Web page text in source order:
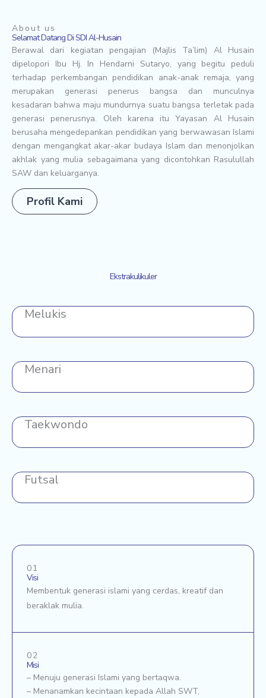
About us
Selamat Datang Di SDI Al-Husain
Berawal dari kegiatan pengajian (Majlis Ta’lim) Al Husain
dipelopori Ibu Hj. In Hendarni Sutaryo, yang begitu peduli
terhadap perkembangan pendidikan anak-anak remaja, yang
merupakan generasi penerus bangsa dan munculnya
kesadaran bahwa maju mundurnya suatu bangsa terletak pada
generasi penerusnya. Oleh karena itu Yayasan Al Husain
berusaha mengedepankan pendidikan yang berwawasan Islami
dengan mengangkat akar-akar budaya Islam dan menonjolkan
akhlak yang mulia sebagaimana yang dicontohkan Rasulullah
SAW dan keluarganya.
Profil Kami
Ekstrakulikuler
Melukis
Menari
Taekwondo
Futsal
01
Visi
Membentuk generasi islami yang cerdas, kreatif dan
beraklak mulia.
02
Misi
– Menuju generasi Islami yang bertaqwa.
– Menanamkan kecintaan kepada Allah SWT,